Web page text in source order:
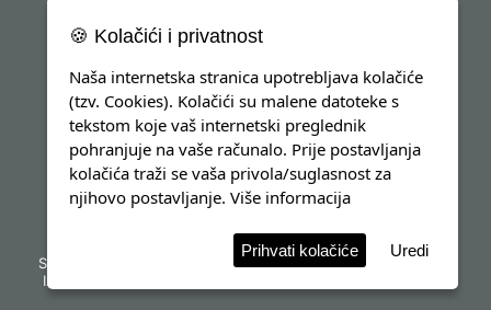
Sva prava pridržana d8solutions info@h-liga.hr
Izjava o kolačićima
🍪 Kolačići i privatnost
Naša internetska stranica upotrebljava kolačiće
(tzv. Cookies). Kolačići su malene datoteke s
tekstom koje vaš internetski preglednik
pohranjuje na vaše računalo. Prije postavljanja
kolačića traži se vaša privola/suglasnost za
njihovo postavljanje. Više informacija
Prihvati kolačiće Uredi